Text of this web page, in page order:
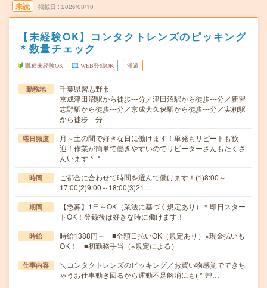
未読 掲載日 2026/08/10
【未経験OK】コンタクトレンズのピッキング
＊数量チェック
職種未経験OK WEB登録OK 派遣
勤務地
千葉県習志野市
京成津田沼駅から徒歩---分／津田沼駅から徒歩---分／新習
志野駅から徒歩---分／京成大久保駅から徒歩---分／実籾駅
から徒歩---分
曜日頻度
月～土の間で好きな日に働けます！単発もリピートも歓
迎！作業が簡単で働きやすいのでリピーターさんもたくさ
んいます＾＾
時間
ご都合に合わせて時間を選んで働けます！(1)8:00～
17:00(2)9:00～18:00(3)21…
期間
【急募】1日～OK（業法に基づく規定あり）＊即日スター
トOK！登録後は好きな時に働けます！
時給
時給1388円～ ■全額日払いOK（規定あり）※現金払いも
OK！ ■初勤務手当（※規定による）
仕事内容
＼コンタクトレンズのピッキング／お買い物感覚でできち
ゃうお仕事動き回るから運動不足解消にも( *´艸…